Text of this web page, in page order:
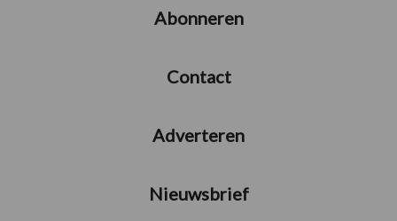
Abonneren
Contact
Adverteren
Nieuwsbrief